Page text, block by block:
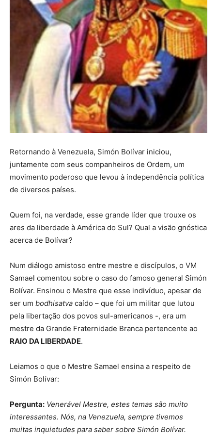
Retornando à Venezuela, Simón Bolívar iniciou,
juntamente com seus companheiros de Ordem, um
movimento poderoso que levou à independência política
de diversos países.
Quem foi, na verdade, esse grande líder que trouxe os
ares da liberdade à América do Sul? Qual a visão gnóstica
acerca de Bolívar?
Num diálogo amistoso entre mestre e discípulos, o VM
Samael comentou sobre o caso do famoso general Simón
Bolívar. Ensinou o Mestre que esse indivíduo, apesar de
ser um bodhisatva caído – que foi um militar que lutou
pela libertação dos povos sul-americanos -, era um
mestre da Grande Fraternidade Branca pertencente ao
RAIO DA LIBERDADE.
Leiamos o que o Mestre Samael ensina a respeito de
Simón Bolívar:
Pergunta: Venerável Mestre, estes temas são muito
interessantes. Nós, na Venezuela, sempre tivemos
muitas inquietudes para saber sobre Simón Bolívar.